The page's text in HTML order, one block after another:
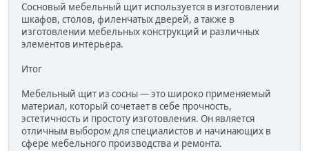
Сосновый мебельный щит используется в изготовлении
шкафов, столов, филенчатых дверей, а также в
изготовлении мебельных конструкций и различных
элементов интерьера.
Итог
Мебельный щит из сосны — это широко применяемый
материал, который сочетает в себе прочность,
эстетичность и простоту изготовления. Он является
отличным выбором для специалистов и начинающих в
сфере мебельного производства и ремонта.